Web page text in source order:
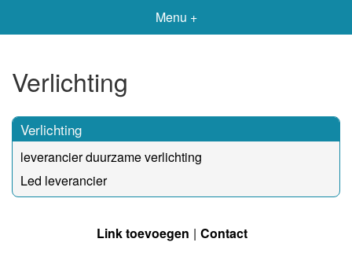
Menu +
Verlichting
Verlichting
leverancier duurzame verlichting
Led leverancier
Link toevoegen Contact